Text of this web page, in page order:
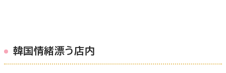
韓国情緒漂う店内